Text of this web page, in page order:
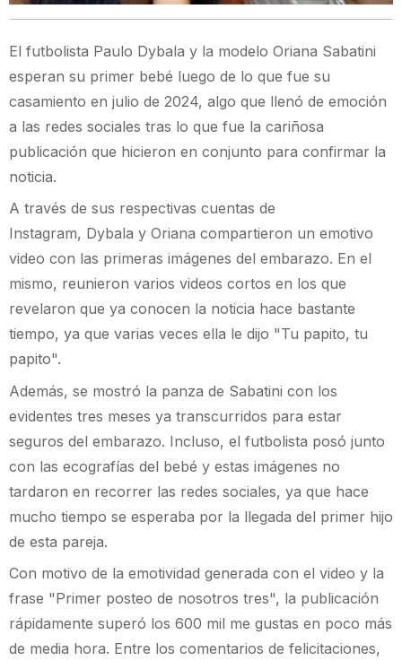
El futbolista Paulo Dybala y la modelo Oriana Sabatini
esperan su primer bebé luego de lo que fue su
casamiento en julio de 2024, algo que llenó de emoción
a las redes sociales tras lo que fue la cariñosa
publicación que hicieron en conjunto para confirmar la
noticia.
A través de sus respectivas cuentas de
Instagram, Dybala y Oriana compartieron un emotivo
video con las primeras imágenes del embarazo. En el
mismo, reunieron varios videos cortos en los que
revelaron que ya conocen la noticia hace bastante
tiempo, ya que varias veces ella le dijo "Tu papito, tu
papito".
Además, se mostró la panza de Sabatini con los
evidentes tres meses ya transcurridos para estar
seguros del embarazo. Incluso, el futbolista posó junto
con las ecografías del bebé y estas imágenes no
tardaron en recorrer las redes sociales, ya que hace
mucho tiempo se esperaba por la llegada del primer hijo
de esta pareja.
Con motivo de la emotividad generada con el video y la
frase "Primer posteo de nosotros tres", la publicación
rápidamente superó los 600 mil me gustas en poco más
de media hora. Entre los comentarios de felicitaciones,